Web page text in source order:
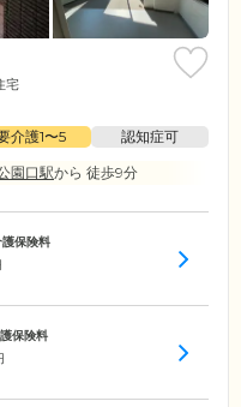
宅
介護1〜5
認知症可
園口駅から 徒歩9分
保険料
保険料